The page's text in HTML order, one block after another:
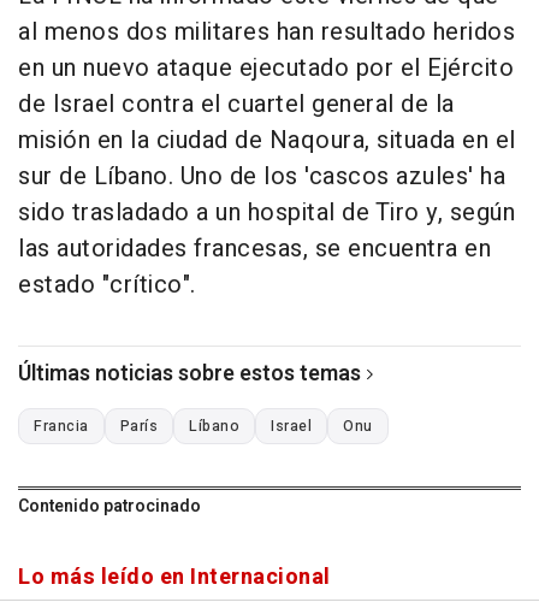
al menos dos militares han resultado heridos
en un nuevo ataque ejecutado por el Ejército
de Israel contra el cuartel general de la
misión en la ciudad de Naqoura, situada en el
sur de Líbano. Uno de los 'cascos azules' ha
sido trasladado a un hospital de Tiro y, según
las autoridades francesas, se encuentra en
estado "crítico".
Últimas noticias sobre estos temas
Francia París Líbano Israel Onu
Contenido patrocinado
Lo más leído en Internacional